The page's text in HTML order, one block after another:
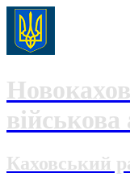
військова
Каховський